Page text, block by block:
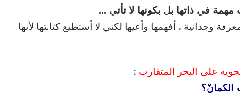
مهمة في ذاتها بل بكونها لا تأتي …
وجدانية ، أفهمها وأعيها لكني لا أستطيع كتابتها لأنها
على البحر المتقارب :
الكمانْ؟